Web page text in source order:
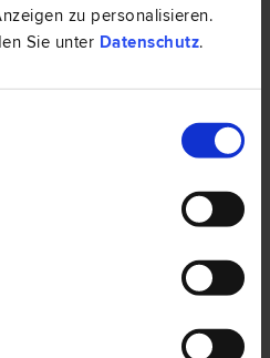
zu personalisieren.
Sie unter Datenschutz.
Der Grund dafür liegt in der
Wenn zu einer Scheidung